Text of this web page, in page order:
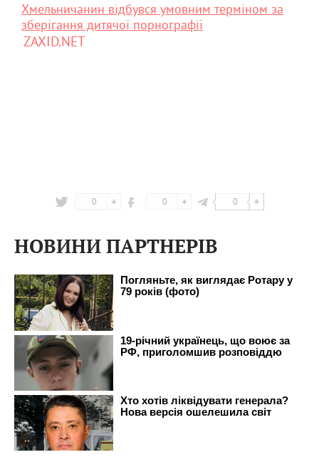
Хмельничанин відбувся умовним терміном за
зберігання дитячої порнографії
ZAXID.NET
0 0 0
НОВИНИ ПАРТНЕРІВ